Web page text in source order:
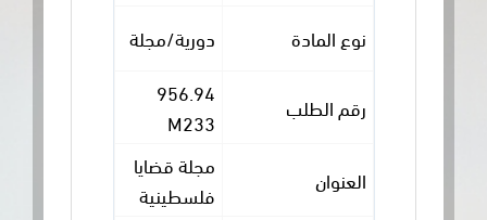
نوع المادة دورية/مجلة
رقم الطلب
956.94
مجلة قضايا
فلسطينية